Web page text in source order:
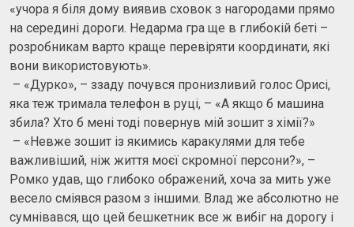
«учора я біля дому виявив сховок з нагородами прямо
на середині дороги. Недарма гра ще в глибокій беті –
розробникам варто краще перевіряти координати, які
вони використовують».
– «Дурко», – ззаду почувся пронизливий голос Орисі,
яка теж тримала телефон в руці, – «А якщо б машина
збила? Хто б мені тоді повернув мій зошит з хімії?»
– «Невже зошит із якимись каракулями для тебе
важливіший, ніж життя моєї скромної персони?», –
Ромко удав, що глибоко ображений, хоча за мить уже
весело сміявся разом з іншими. Влад же абсолютно не
сумнівався, що цей бешкетник все ж вибіг на дорогу і